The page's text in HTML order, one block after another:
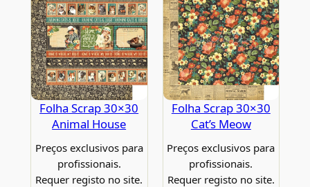
Folha Scrap 30×30
Animal House
Preços exclusivos para
profissionais.
Requer registo no site.
Folha Scrap 30×30
Cat’s Meow
Preços exclusivos para
profissionais.
Requer registo no site.